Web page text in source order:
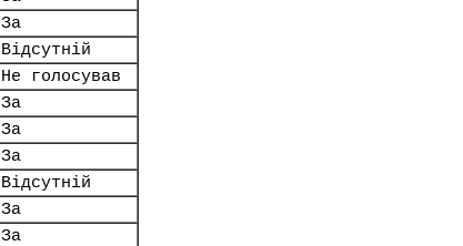
За
Відсутній
Не голосував
За
За
За
Відсутній
За
За